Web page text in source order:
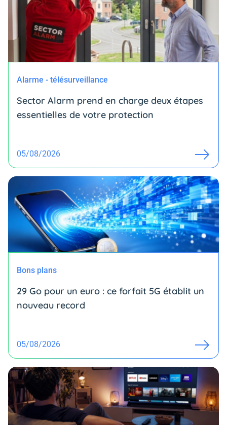
Alarme - télésurveillance
Sector Alarm prend en charge deux étapes
essentielles de votre protection
05/08/2026
Bons plans
29 Go pour un euro : ce forfait 5G établit un
nouveau record
05/08/2026